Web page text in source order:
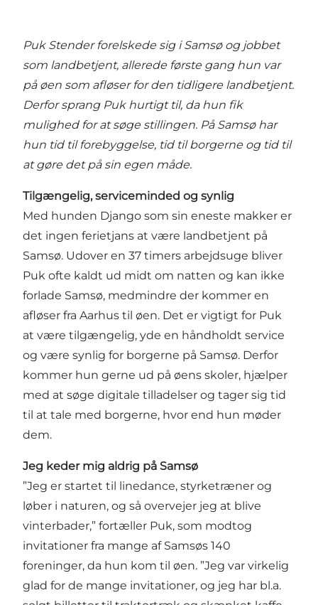
Puk Stender forelskede sig i Samsø og jobbet
som landbetjent, allerede første gang hun var
på øen som afløser for den tidligere landbetjent.
Derfor sprang Puk hurtigt til, da hun fik
mulighed for at søge stillingen. På Samsø har
hun tid til forebyggelse, tid til borgerne og tid til
at gøre det på sin egen måde.
Tilgængelig, serviceminded og synlig
Med hunden Django som sin eneste makker er
det ingen ferietjans at være landbetjent på
Samsø. Udover en 37 timers arbejdsuge bliver
Puk ofte kaldt ud midt om natten og kan ikke
forlade Samsø, medmindre der kommer en
afløser fra Aarhus til øen. Det er vigtigt for Puk
at være tilgængelig, yde en håndholdt service
og være synlig for borgerne på Samsø. Derfor
kommer hun gerne ud på øens skoler, hjælper
med at søge digitale tilladelser og tager sig tid
til at tale med borgerne, hvor end hun møder
dem.
Jeg keder mig aldrig på Samsø
”Jeg er startet til linedance, styrketræner og
løber i naturen, og så overvejer jeg at blive
vinterbader,” fortæller Puk, som modtog
invitationer fra mange af Samsøs 140
foreninger, da hun kom til øen. ”Jeg var virkelig
glad for de mange invitationer, og jeg har bl.a.